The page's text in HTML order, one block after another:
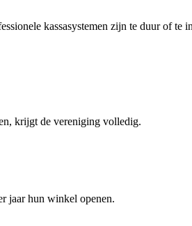
kassasystemen zijn te duur of
krijgt de vereniging volledig.
jaar hun winkel openen.